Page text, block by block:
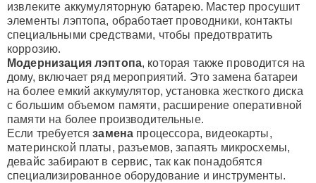
извлеките аккумуляторную батарею. Мастер просушит
элементы лэптопа, обработает проводники, контакты
специальными средствами, чтобы предотвратить
коррозию.
Модернизация лэптопа, которая также проводится на
дому, включает ряд мероприятий. Это замена батареи
на более емкий аккумулятор, установка жесткого диска
с большим объемом памяти, расширение оперативной
памяти на более производительные.
Если требуетсязамена процессора, видеокарты,
материнской платы, разъемов, запаять микросхемы,
девайс забирают в сервис, так как понадобятся
специализированное оборудование и инструменты.